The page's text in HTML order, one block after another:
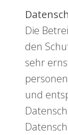
Die
den
sehr
und